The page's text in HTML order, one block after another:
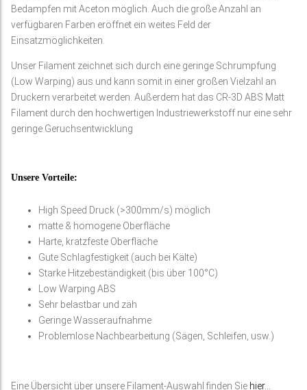
Bedampfen mit Aceton möglich. Auch die große Anzahl an
verfügbaren Farben eröffnet ein weites Feld der
Einsatzmöglichkeiten.
Unser Filament zeichnet sich durch eine geringe Schrumpfung
(Low Warping) aus und kann somit in einer großen Vielzahl an
Druckern verarbeitet werden. Außerdem hat das CR-3D ABS Matt
Filament durch den hochwertigen Industriewerkstoff nur eine sehr
geringe Geruchsentwicklung
Unsere Vorteile:
High Speed Druck (>300mm/s) möglich
matte & homogene Oberfläche
Harte, kratzfeste Oberfläche
Gute Schlagfestigkeit (auch bei Kälte)
Starke Hitzebeständigkeit (bis über 100°C)
Low Warping ABS
Sehr belastbar und zäh
Geringe Wasseraufnahme
Problemlose Nachbearbeitung (Sägen, Schleifen, usw.)
Eine Übersicht über unsere Filament-Auswahl finden Sie hier…